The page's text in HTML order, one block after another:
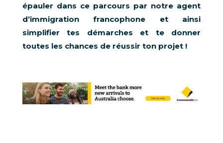
épauler dans ce parcours par notre agent
d’immigration francophone et ainsi
simplifier tes démarches et te donner
toutes les chances de réussir ton projet !